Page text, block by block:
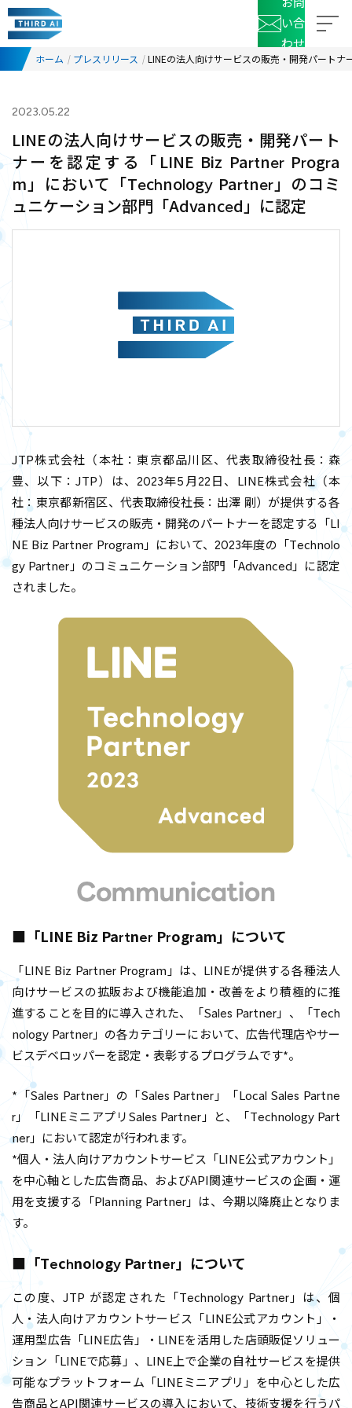
お問
い合
わせ
ホーム プレスリリース LINEの法人向けサービスの販売・開発パート
2023.05.22
LINEの法人向けサービスの販売・開発パート
ナーを認定する「LINE Biz Partner Progra
m」において「Technology Partner」のコミ
ュニケーション部門「Advanced」に認定
JTP株式会社（本社：東京都品川区、代表取締役社長：森
豊、以下：JTP）は、2023年5月22日、LINE株式会社（本
社：東京都新宿区、代表取締役社長：出澤 剛）が提供する各
種法人向けサービスの販売・開発のパートナーを認定する「LI
NE Biz Partner Program」において、2023年度の「Technolo
gy Partner」のコミュニケーション部門「Advanced」に認定
されました。
■「LINE Biz Partner Program」について
「LINE Biz Partner Program」は、LINEが提供する各種法人
向けサービスの拡販および機能追加・改善をより積極的に推
進することを目的に導入された、「Sales Partner」、「Tech
nology Partner」の各カテゴリーにおいて、広告代理店やサー
ビスデベロッパーを認定・表彰するプログラムです*。
*「Sales Partner」の「Sales Partner」「Local Sales Partne
r」「LINEミニアプリSales Partner」と、「Technology Part
ner」において認定が行われます。
*個人・法人向けアカウントサービス「LINE公式アカウント」
を中心軸とした広告商品、およびAPI関連サービスの企画・運
用を支援する「Planning Partner」は、今期以降廃止となりま
す。
■「Technology Partner」について
この度、JTP が認定された「Technology Partner」は、個
人・法人向けアカウントサービス「LINE公式アカウント」・
運用型広告「LINE広告」・LINEを活用した店頭販促ソリュー
ション「LINEで応募」、LINE上で企業の自社サービスを提供
可能なプラットフォーム「LINEミニアプリ」を中心とした広
告商品とAPI関連サービスの導入において、技術支援を行うパ